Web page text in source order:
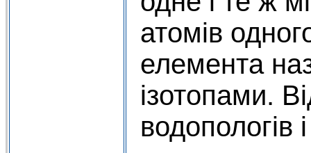
атомів
елемента
ізотопами.
водопологів